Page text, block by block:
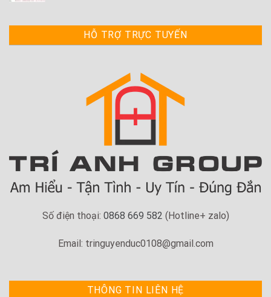
HỖ TRỢ TRỰC TUYẾN
Số điện thoại: 0868 669 582 (Hotline+ zalo)
Email: tringuyenduc0108@gmail.com
THÔNG TIN LIÊN HỆ